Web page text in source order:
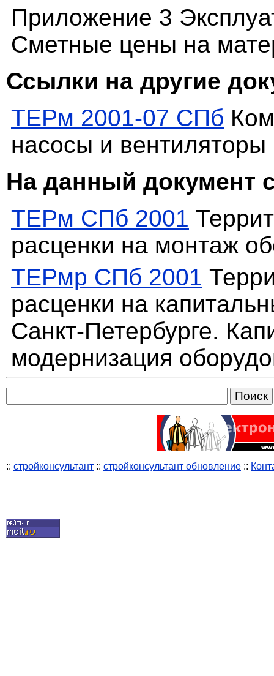
Приложение 3
Сметные цены на
Ссылки на другие
ТЕРм 2001-07 СПб
насосы и вентиляторы
На данный документ
ТЕРм СПб 2001
расценки на монтаж
ТЕРмр СПб 2001
расценки на
Санкт-Петербурге.
модернизация
:: стройконсультант :: стройконсультант обновление ::